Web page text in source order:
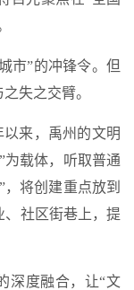
市”的冲锋令。但
失之交臂。
以来，禹州的文明
为载体，听取普通
将创建重点放到
、社区街巷上，提
深度融合，让“文